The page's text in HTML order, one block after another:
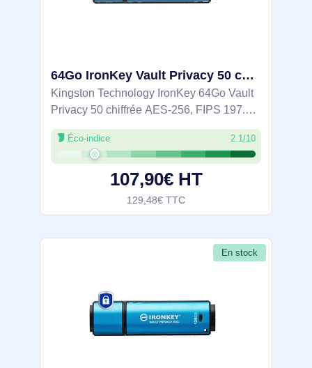
64Go IronKey Vault Privacy 50 chiffrée AES-256, FIPS 197 - IKVP50/64GB
Kingston Technology IronKey 64Go Vault
Privacy 50 chiffrée AES-256, FIPS 197.
Capacité: 64 Go, Interface de l'appareil:
USB Type-A, Version USB: 3.2 Gen 1 (3.1
Gen 1), Vitesse de lecture: 250 Mo/s,
Éco-indice 2.1/10
107,90€ HT
129,48€ TTC
En stock